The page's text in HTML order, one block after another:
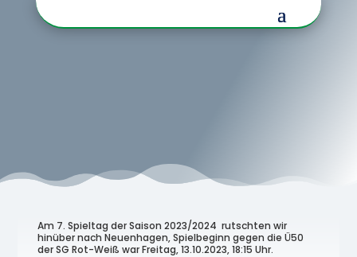
Am 7. Spieltag der Saison 2023/2024 rutschten wir
hinüber nach Neuenhagen, Spielbeginn gegen die Ü50
der SG Rot-Weiß war Freitag, 13.10.2023, 18:15 Uhr.